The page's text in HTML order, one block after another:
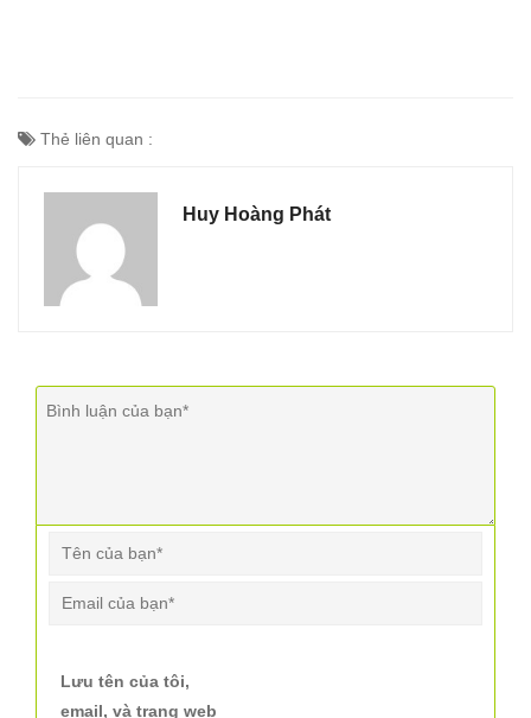
Thẻ liên quan :
Huy Hoàng Phát
Lưu tên của tôi,
email, và trang web